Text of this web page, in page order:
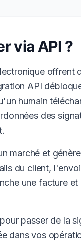
via API ?
offrent
API
humain
des
marché et
du client,
une facture
passer de la
dans vos